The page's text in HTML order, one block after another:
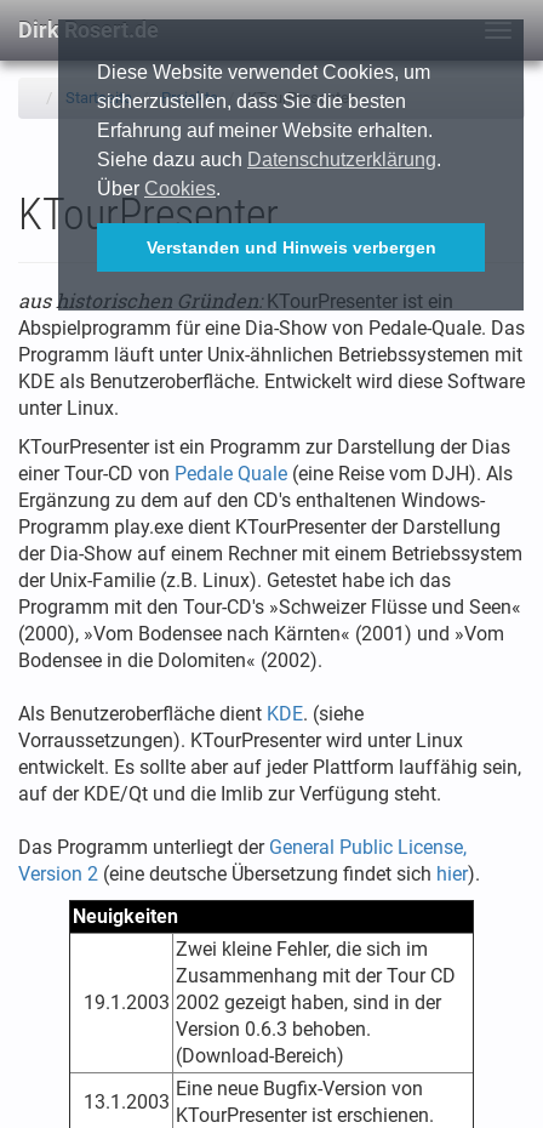
Diese Website verwendet Cookies, um
sicherzustellen, dass Sie die besten
Erfahrung auf meiner Website erhalten.
Siehe dazu auch Datenschutzerklärung.
Über Cookies.
Verstanden und Hinweis verbergen
Dirk Rosert.de
Startseite Projekte KTourPresenter
KTourPresenter
aus historischen Gründen:KTourPresenter ist ein
Abspielprogramm für eine Dia-Show von Pedale-Quale. Das
Programm läuft unter Unix-ähnlichen Betriebssystemen mit
KDE als Benutzeroberfläche. Entwickelt wird diese Software
unter Linux.
KTourPresenter ist ein Programm zur Darstellung der Dias
einer Tour-CD von Pedale Quale (eine Reise vom DJH). Als
Ergänzung zu dem auf den CD's enthaltenen Windows-
Programm play.exe dient KTourPresenter der Darstellung
der Dia-Show auf einem Rechner mit einem Betriebssystem
der Unix-Familie (z.B. Linux). Getestet habe ich das
Programm mit den Tour-CD's »Schweizer Flüsse und Seen«
(2000), »Vom Bodensee nach Kärnten« (2001) und »Vom
Bodensee in die Dolomiten« (2002).
Als Benutzeroberfläche dient KDE. (siehe
Vorraussetzungen). KTourPresenter wird unter Linux
entwickelt. Es sollte aber auf jeder Plattform lauffähig sein,
auf der KDE/Qt und die Imlib zur Verfügung steht.
Das Programm unterliegt der General Public License,
Version 2 (eine deutsche Übersetzung findet sich hier).
Neuigkeiten
19.1.2003
Zwei kleine Fehler, die sich im
Zusammenhang mit der Tour CD
2002 gezeigt haben, sind in der
Version 0.6.3 behoben.
(Download-Bereich)
13.1.2003
Eine neue Bugfix-Version von
KTourPresenter ist erschienen.